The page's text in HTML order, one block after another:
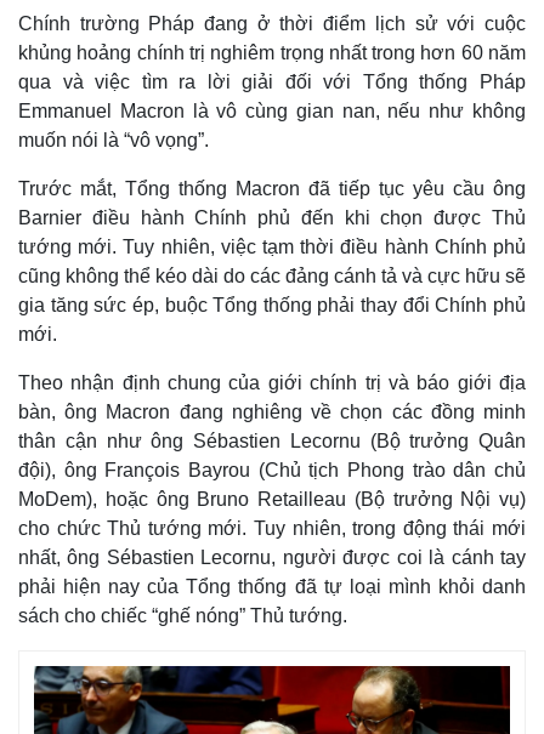
Chính trường Pháp đang ở thời điểm lịch sử với cuộc
khủng hoảng chính trị nghiêm trọng nhất trong hơn 60 năm
qua và việc tìm ra lời giải đối với Tổng thống Pháp
Emmanuel Macron là vô cùng gian nan, nếu như không
muốn nói là “vô vọng”.
Trước mắt, Tổng thống Macron đã tiếp tục yêu cầu ông
Barnier điều hành Chính phủ đến khi chọn được Thủ
tướng mới. Tuy nhiên, việc tạm thời điều hành Chính phủ
cũng không thể kéo dài do các đảng cánh tả và cực hữu sẽ
gia tăng sức ép, buộc Tổng thống phải thay đổi Chính phủ
mới.
Theo nhận định chung của giới chính trị và báo giới địa
bàn, ông Macron đang nghiêng về chọn các đồng minh
thân cận như ông Sébastien Lecornu (Bộ trưởng Quân
đội), ông François Bayrou (Chủ tịch Phong trào dân chủ
MoDem), hoặc ông Bruno Retailleau (Bộ trưởng Nội vụ)
cho chức Thủ tướng mới. Tuy nhiên, trong động thái mới
nhất, ông Sébastien Lecornu, người được coi là cánh tay
phải hiện nay của Tổng thống đã tự loại mình khỏi danh
sách cho chiếc “ghế nóng” Thủ tướng.